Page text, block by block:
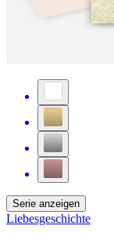
Serie anzeigen
Liebesgeschichte